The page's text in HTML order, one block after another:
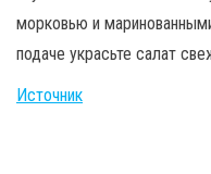
морковью и
подаче украсьте салат
Источник